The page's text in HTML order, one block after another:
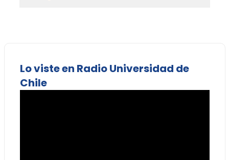
Lo viste en Radio Universidad de
Chile